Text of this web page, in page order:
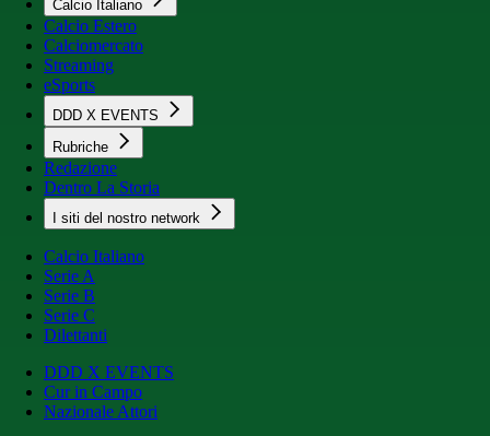
Calcio Italiano
Calcio Estero
Calciomercato
Streaming
eSports
DDD X EVENTS
Rubriche
Redazione
Dentro La Storia
I siti del nostro network
Calcio Italiano
Serie A
Serie B
Serie C
Dilettanti
DDD X EVENTS
Cur in Campo
Nazionale Attori